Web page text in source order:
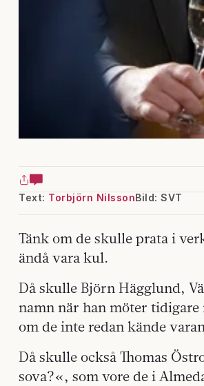
Text: Torbjörn NilssonBild: SVT
Tänk om de skulle prata i
ändå vara kul.
Då skulle Björn Hägglund,
namn när han möter
om de inte redan kände
Då skulle också Thomas
sova?«, som vore de i